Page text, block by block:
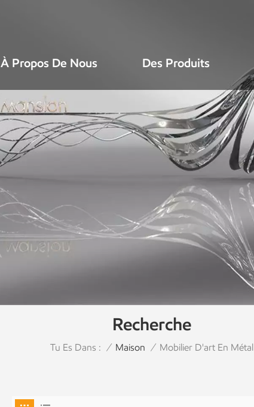
À Propos De Nous Des Produits
Recherche
Tu Es Dans : / Maison / Mobilier D'art En Métal